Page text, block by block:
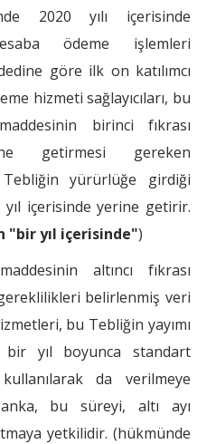
2020 yılı içerisinde
ödeme işlemleri
göre ilk on katılımcı
hizmeti sağlayıcıları, bu
birinci fıkrası
getirmesi gereken
yürürlüğe girdiği
içerisinde yerine getirir.
"bir yıl içerisinde")
altıncı fıkrası
belirlenmiş veri
bu Tebliğin yayımı
yıl boyunca standart
da verilmeye
bu süreyi, altı ayı
yetkilidir. (hükmünde